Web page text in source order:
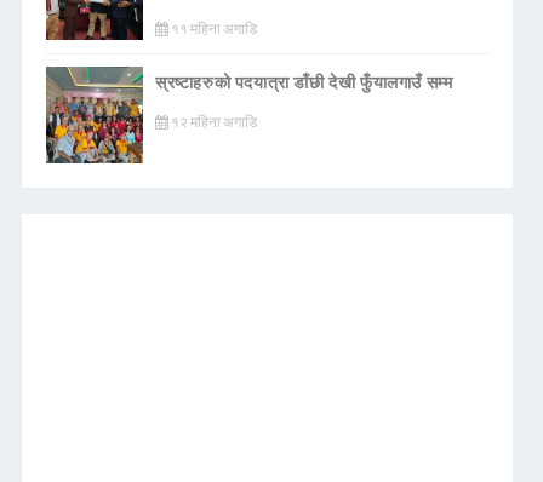
११ महिना अगाडि
स्रष्टाहरुको पदयात्रा डाँछी देखी फुँयालगाउँ सम्म
१२ महिना अगाडि